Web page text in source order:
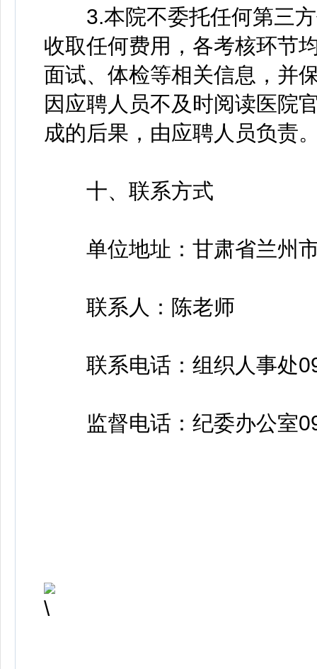
3.本院不委托任何第三方
收取任何费用，各考核环节
面试、体检等相关信息，并
因应聘人员不及时阅读医院
成的后果，由应聘人员负责
十、联系方式
单位地址：甘肃省兰州市
联系人：陈老师
联系电话：组织人事处
监督电话：纪委办公室